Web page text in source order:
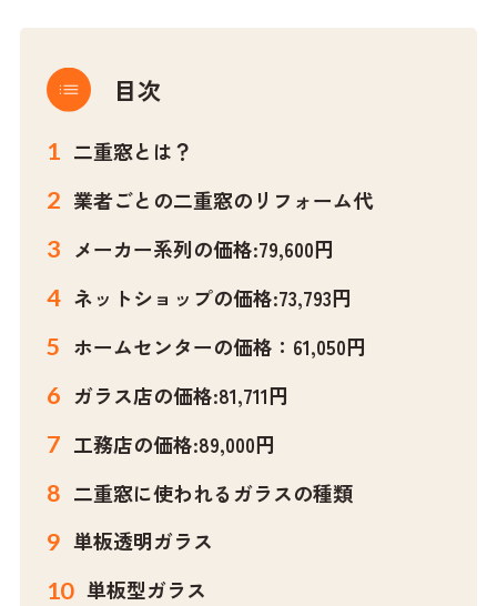
目次
二重窓とは？
業者ごとの二重窓のリフォーム代
メーカー系列の価格:79,600円
ネットショップの価格:73,793円
ホームセンターの価格：61,050円
ガラス店の価格:81,711円
工務店の価格:89,000円
二重窓に使われるガラスの種類
単板透明ガラス
単板型ガラス